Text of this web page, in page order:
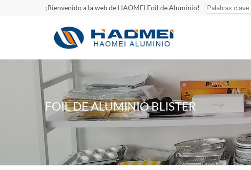
¡Bienvenido a la web de HAOMEI Foil de Aluminio!
FOIL DE ALUMINIO BLISTER